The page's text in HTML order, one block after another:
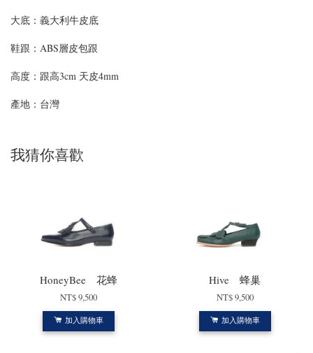
大底：義大利牛皮底
鞋跟：ABS層皮包跟
高度： 跟高3cm 天皮4mm
產地：台灣
我猜你喜歡
HoneyBee 花蜂
NT$ 9,500
加入購物車
Hive 蜂巢
NT$ 9,500
加入購物車